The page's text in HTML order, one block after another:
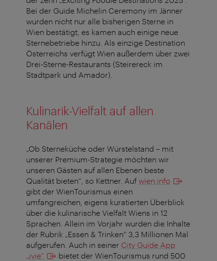
Bei der Guide Michelin Ceremony im Jänner
wurden nicht nur alle bisherigen Sterne in
Wien bestätigt, es kamen auch einige neue
Sternebetriebe hinzu. Als einzige Destination
Österreichs verfügt Wien außerdem über zwei
Drei-Sterne-Restaurants (Steirereck im
Stadtpark und Amador).
Kulinarik-Vielfalt auf allen
Kanälen
„Ob Sterneküche oder Würstelstand – mit
unserer Premium-Strategie möchten wir
unseren Gästen auf allen Ebenen beste
Qualität bieten“, so Kettner. Auf wien.info
gibt der WienTourismus einen
umfangreichen, eigens kuratierten Überblick
über die kulinarische Vielfalt Wiens in 12
Sprachen. Allein im Vorjahr wurden die Inhalte
der Rubrik „Essen & Trinken“ 3,3 Millionen Mal
aufgerufen. Auch in seiner City Guide App
„ivie“
bietet der WienTourismus rund 500